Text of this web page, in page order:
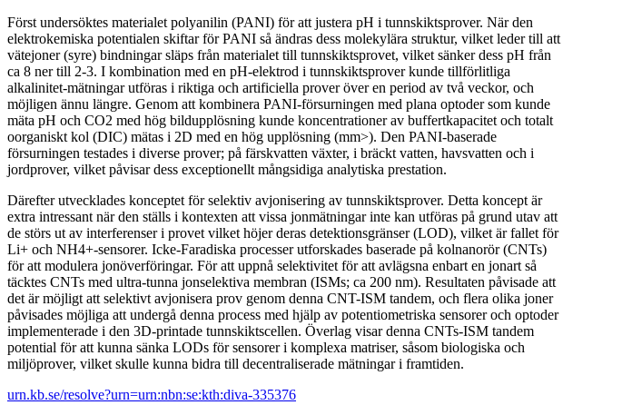
Först undersöktes materialet polyanilin (PANI) för att justera pH i tunnskiktsprover. När den
elektrokemiska potentialen skiftar för PANI så ändras dess molekylära struktur, vilket leder till att
vätejoner (syre) bindningar släps från materialet till tunnskiktsprovet, vilket sänker dess pH från
ca 8 ner till 2-3. I kombination med en pH-elektrod i tunnskiktsprover kunde tillförlitliga
alkalinitet-mätningar utföras i riktiga och artificiella prover över en period av två veckor, och
möjligen ännu längre. Genom att kombinera PANI-försurningen med plana optoder som kunde
mäta pH och CO2 med hög bildupplösning kunde koncentrationer av buffertkapacitet och totalt
oorganiskt kol (DIC) mätas i 2D med en hög upplösning (mm>). Den PANI-baserade
försurningen testades i diverse prover; på färskvatten växter, i bräckt vatten, havsvatten och i
jordprover, vilket påvisar dess exceptionellt mångsidiga analytiska prestation.
Därefter utvecklades konceptet för selektiv avjonisering av tunnskiktsprover. Detta koncept är
extra intressant när den ställs i kontexten att vissa jonmätningar inte kan utföras på grund utav att
de störs ut av interferenser i provet vilket höjer deras detektionsgränser (LOD), vilket är fallet för
Li+ och NH4+-sensorer. Icke-Faradiska processer utforskades baserade på kolnanorör (CNTs)
för att modulera jonöverföringar. För att uppnå selektivitet för att avlägsna enbart en jonart så
täcktes CNTs med ultra-tunna jonselektiva membran (ISMs; ca 200 nm). Resultaten påvisade att
det är möjligt att selektivt avjonisera prov genom denna CNT-ISM tandem, och flera olika joner
påvisades möjliga att undergå denna process med hjälp av potentiometriska sensorer och optoder
implementerade i den 3D-printade tunnskiktscellen. Överlag visar denna CNTs-ISM tandem
potential för att kunna sänka LODs för sensorer i komplexa matriser, såsom biologiska och
miljöprover, vilket skulle kunna bidra till decentraliserade mätningar i framtiden.
urn.kb.se/resolve?urn=urn:nbn:se:kth:diva-335376